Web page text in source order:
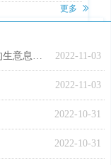
2025-12-24
总会党支部与赣州市橙乡商会党支部联合开展“红色有约 橙乡传情”主题党日活动
2025-09-23
2025-06-27
我会流动党支部书记与东莞赣籍党员参观黄埔军校旧址学习活动
2025-06-27
巾帼心向党 红土忆初心——赣州市女企业家商会党支部赴兴国开展庆七一主题党日活动
2022-11-03
@个体工商户，这部刚刚出台的条例和你的生意息息相关！
2022-11-03
2022-10-31
2022-10-31
更多 ꅀ